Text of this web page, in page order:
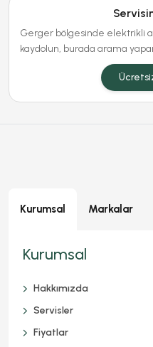
Gerger bölgesinde elektrikli
kaydolun, burada arama
Kurumsal Markalar
Kurumsal
Hakkımızda
Servisler
Fiyatlar